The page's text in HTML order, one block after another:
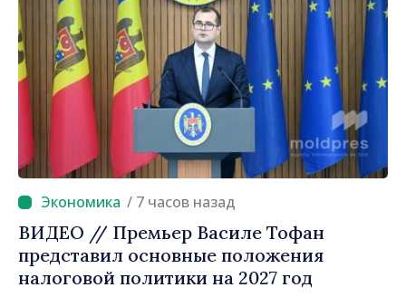
/ 7 часов назад
ВИДЕО // Премьер Василе Тофан
представил основные положения
налоговой политики на 2027 год